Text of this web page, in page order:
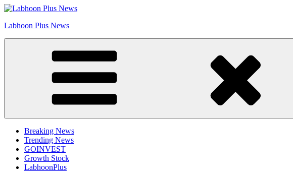
Skip
content
Labhoon Plus News
Breaking News
Trending News
GOINVEST
Growth Stock
LabhoonPlus